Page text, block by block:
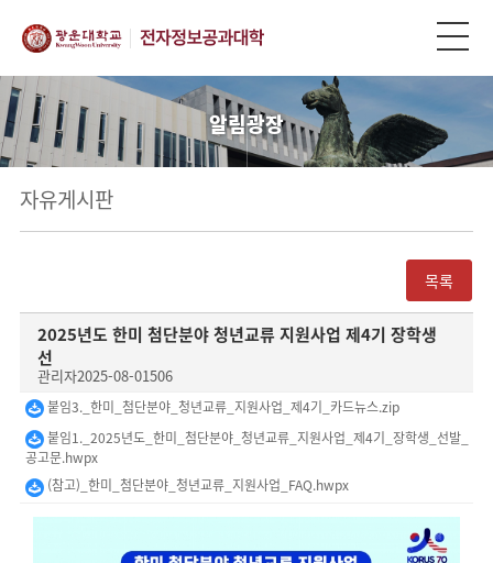
알림광장
자유게시판
목록
2025년도 한미 첨단분야 청년교류 지원사업 제4기 장학생
선
관리자2025-08-01506
붙임3._한미_첨단분야_청년교류_지원사업_제4기_카드뉴스.zip
붙임1._2025년도_한미_첨단분야_청년교류_지원사업_제4기_장학생_선발_
공고문.hwpx
(참고)_한미_첨단분야_청년교류_지원사업_FAQ.hwpx